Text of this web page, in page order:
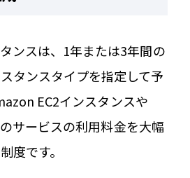
ンスは、1年または3年間の
タンスタイプを指定して予
EC2インスタンスや
サービスの利用料金を大幅
度です。